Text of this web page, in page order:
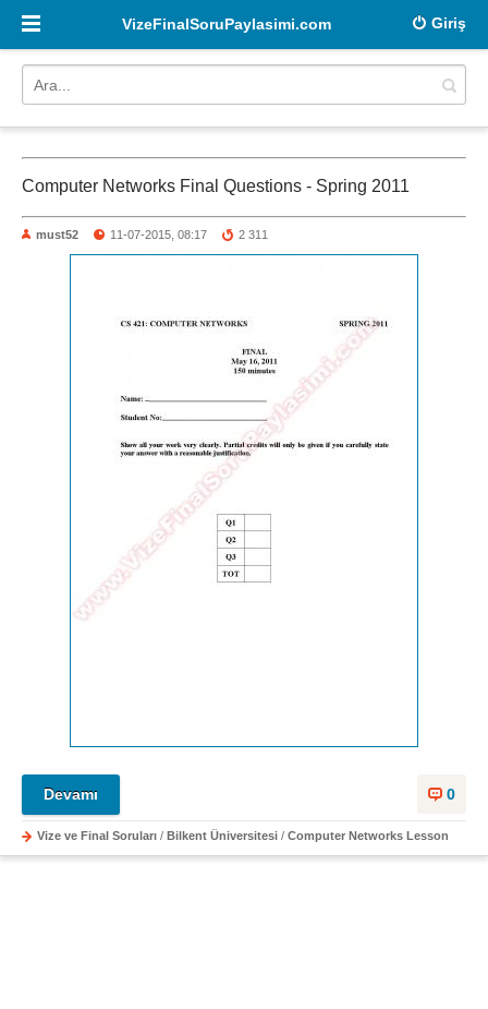
Giriş
VizeFinalSoruPaylasimi.com
Computer Networks Final Questions - Spring 2011
must52 11-07-2015, 08:17 2 311
0
Devamı
Vize ve Final Soruları / Bilkent Üniversitesi / Computer Networks Lesson